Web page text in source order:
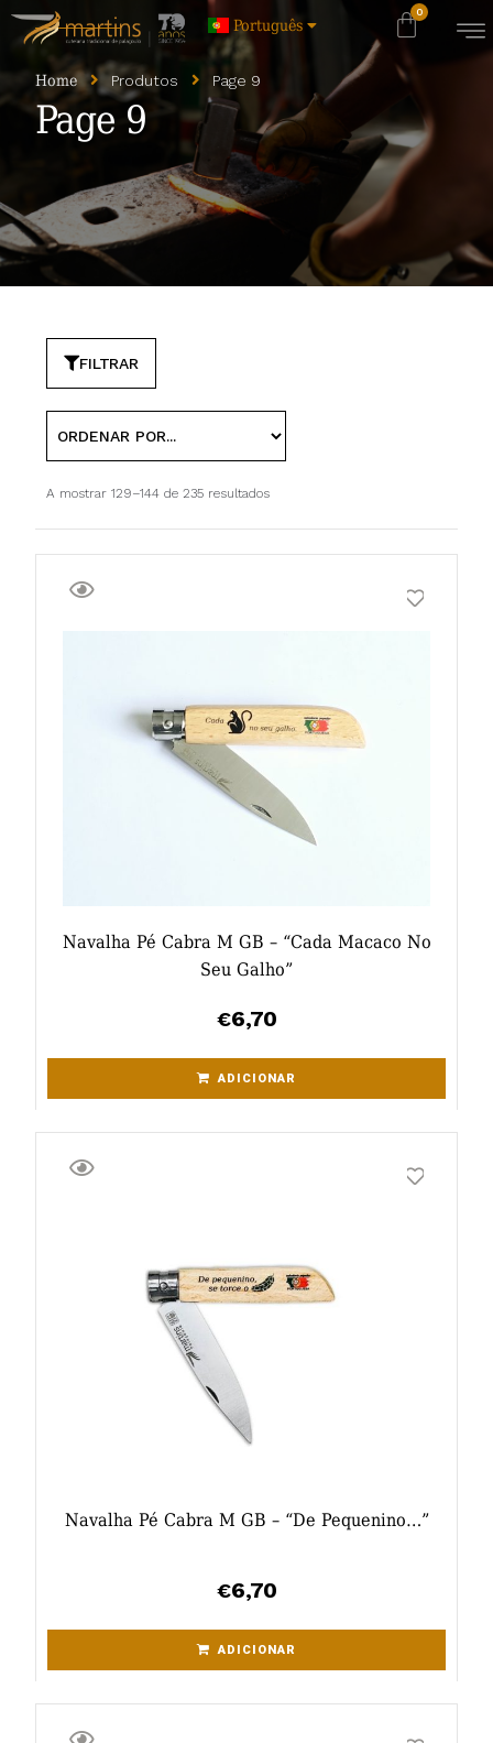
Português
Page 9
Home Produtos Page 9
A mostrar 129–144 de 235 resultados
FILTRAR
Navalha Pé Cabra M GB – “Cada Macaco No
Seu Galho”
€6,70
ADICIONAR
Navalha Pé Cabra M GB – “De Pequenino…”
€6,70
ADICIONAR